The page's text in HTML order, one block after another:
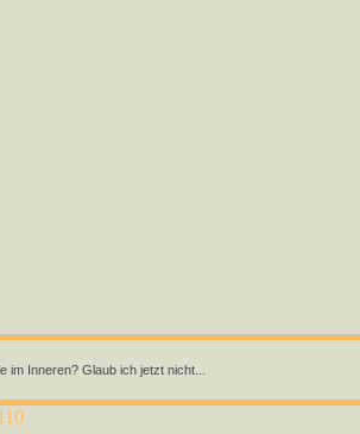
im Inneren? Glaub ich jetzt nicht...